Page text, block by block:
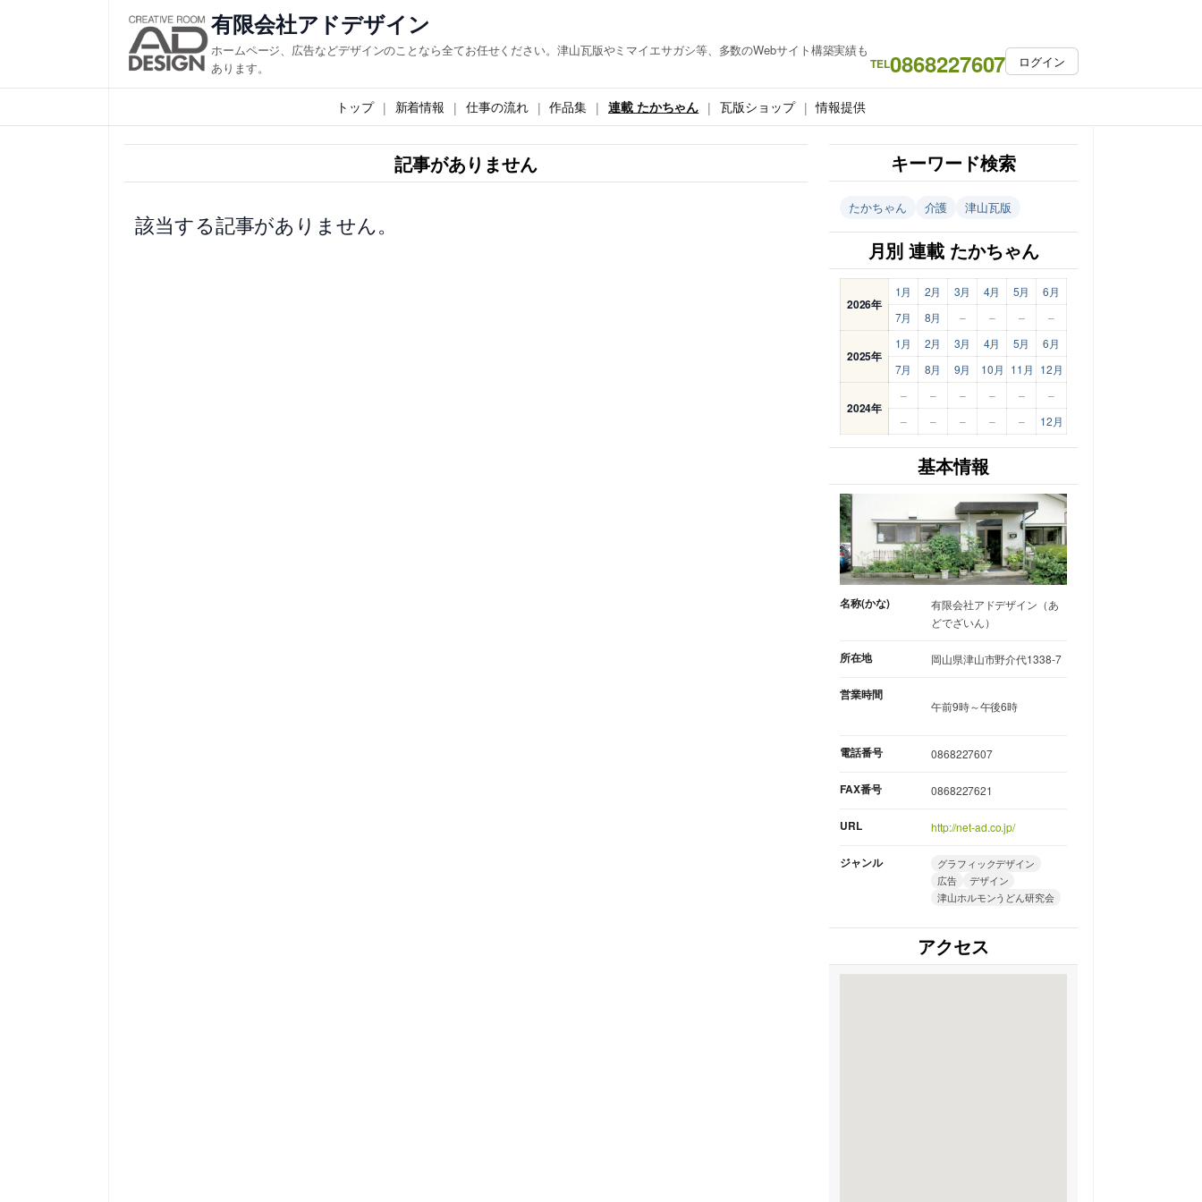
ス
キ
有限会社アドデザイン
ホームページ、広告などデザインのことなら全てお任せください。津山瓦版やミマイエサガシ等、多数のWebサイト構築実績も
あります。
TEL0868227607 ログイン
トップ 新着情報 仕事の流れ 作品集 連載 たかちゃん 瓦版ショップ 情報提供
記事がありません
該当する記事がありません。
キーワード検索
たかちゃん 介護 津山瓦版
月別 連載 たかちゃん
2026年
1月 2月 3月 4月 5月
6月
7月
8月 – – – –
2025年
1月 2月 3月 4月 5月
6月
7月
8月 9月 10月 11月 12月
2024年
– – – – –
–
–
– – – – 12月
基本情報
名称(かな)
有限会社アドデザイン（あ
どでざいん）
所在地 岡山県津山市野介代1338-7
営業時間
午前9時～午後6時
電話番号 0868227607
FAX番号 0868227621
URL http://net-ad.co.jp/
ジャンル
グラフィックデザイン
広告
デザイン
津山ホルモンうどん研究会
アクセス